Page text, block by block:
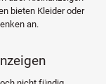
bieten Kleider oder
an.